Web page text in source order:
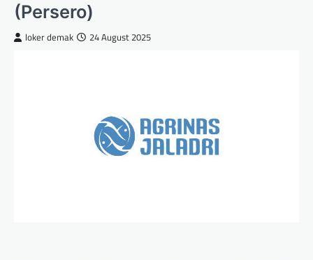
(Persero)
loker demak 24 August 2025